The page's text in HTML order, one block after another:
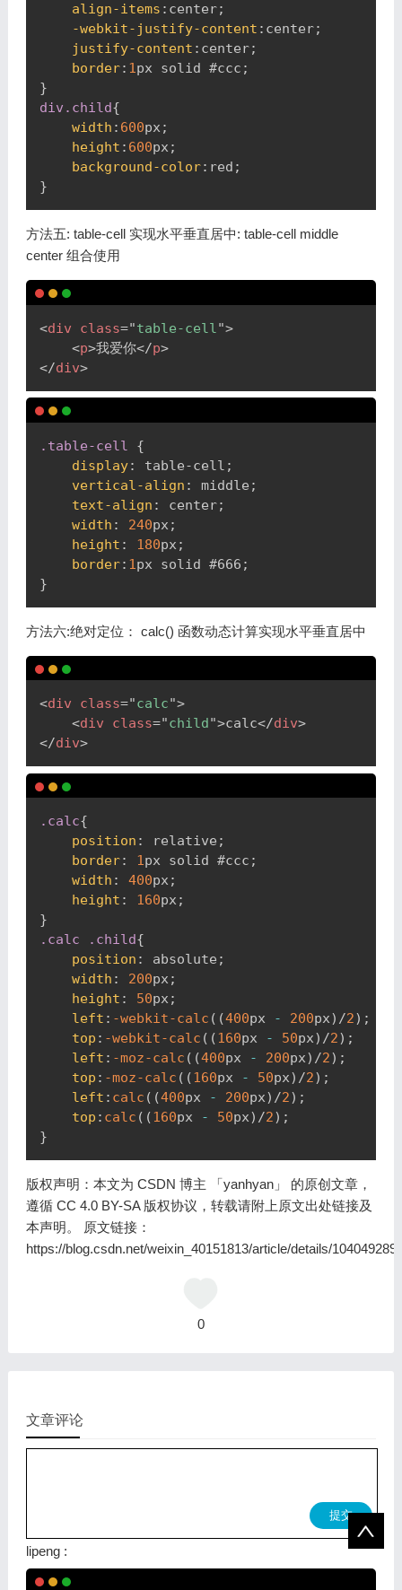
align-items : center;
-webkit-justify-content : center;
justify-content : center;
border: 1px solid #ccc ;
}
div .child{
width : 600px ;
height : 600px ;
background-color: red ;
}
方法五: table-cell 实现水平垂直居中: table-cell middle
center 组合使用
<div class="table-cell ">
<p>我爱你</p>
</div>
.table-cell
{
display: table-cell ;
vertical-align : middle ;
text-align : center;
width : 240px ;
height : 180px ;
border: 1 px solid #666 ;
}
方法六:绝对定位： calc() 函数动态计算实现水平垂直居中
<div class="calc">
<div class="child">calc</div>
</div>
.calc{
position : relative ;
border: 1px solid #ccc ;
width : 400px ;
height : 160px ;
}
.calc
.child{
position : absolute ;
width : 200px ;
height : 50px ;
left : -webkit-calc ( (400px - 200px) /2) ;
top : -webkit-calc ( (160px - 50px) /2) ;
left : -moz-calc ( (400px - 200px) /2) ;
top : -moz-calc ( (160px - 50px) /2) ;
left : calc ( (400px - 200px) /2) ;
top : calc ( (160px - 50px) /2) ;
}
版权声明：本文为 CSDN 博主 「yanhyan」 的原创文章，
遵循 CC 4.0 BY-SA 版权协议，转载请附上原文出处链接及
本声明。 原文链接：
https://blog.csdn.net/weixin_40151813/article/details/104049289
0
文章评论
提交
lipeng: